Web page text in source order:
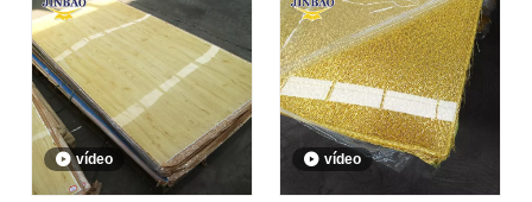
cliente.Contáctenos
inmediatamente para
obtener una cotización.
vídeo vídeo